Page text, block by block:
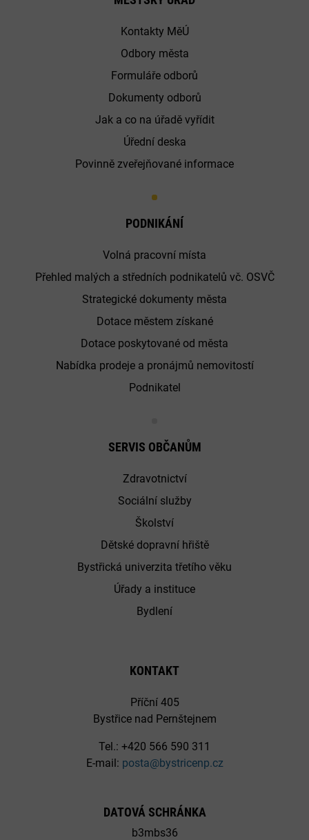
Kontakty MěÚ
Odbory města
Formuláře odborů
Dokumenty odborů
Jak a co na úřadě vyřídit
Úřední deska
Povinně zveřejňované informace
PODNIKÁNÍ
Volná pracovní místa
Přehled malých a středních podnikatelů vč. OSVČ
Strategické dokumenty města
Dotace městem získané
Dotace poskytované od města
Nabídka prodeje a pronájmů nemovitostí
Podnikatel
SERVIS OBČANŮM
Zdravotnictví
Sociální služby
Školství
Dětské dopravní hřiště
Bystřická univerzita třetího věku
Úřady a instituce
Bydlení
KONTAKT
Příční 405
Bystřice nad Pernštejnem
Tel.: +420 566 590 311
E-mail: posta@bystricenp.cz
DATOVÁ SCHRÁNKA
b3mbs36